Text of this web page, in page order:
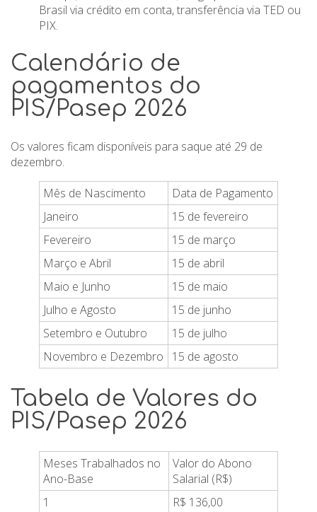
Brasil via crédito em conta, transferência via TED ou
PIX.
Calendário de
pagamentos do
PIS/Pasep 2026
Os valores ficam disponíveis para saque até 29 de
dezembro.
Mês de Nascimento
Data de Pagamento
Janeiro
15 de fevereiro
Fevereiro
15 de março
Março e Abril
15 de abril
Maio e Junho
15 de maio
Julho e Agosto
15 de junho
Setembro e Outubro
15 de julho
Novembro e Dezembro
15 de agosto
Tabela de Valores do
PIS/Pasep 2026
Meses Trabalhados no
Ano-Base
Valor do Abono
Salarial (R$)
1
R$ 136,00